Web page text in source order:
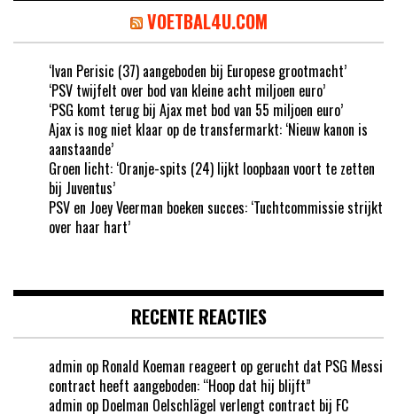
VOETBAL4U.COM
‘Ivan Perisic (37) aangeboden bij Europese grootmacht’
‘PSV twijfelt over bod van kleine acht miljoen euro’
‘PSG komt terug bij Ajax met bod van 55 miljoen euro’
Ajax is nog niet klaar op de transfermarkt: ‘Nieuw kanon is
aanstaande’
Groen licht: ‘Oranje-spits (24) lijkt loopbaan voort te zetten
bij Juventus’
PSV en Joey Veerman boeken succes: ‘Tuchtcommissie strijkt
over haar hart’
RECENTE REACTIES
admin op Ronald Koeman reageert op gerucht dat PSG Messi
contract heeft aangeboden: “Hoop dat hij blijft”
admin op Doelman Oelschlägel verlengt contract bij FC